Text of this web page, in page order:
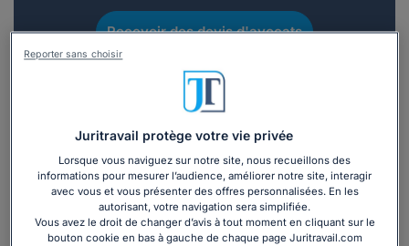
Recevoir des devis d'avocats
3 devis en 48h
Vous souhaitez une consultation par
téléphone ?
Juritravail protège votre vie privée
Lorsque vous naviguez sur notre site, nous recueillons des
informations pour mesurer l’audience, améliorer notre site, interagir
avec vous et vous présenter des offres personnalisées. En les
autorisant, votre navigation sera simplifiée.
Vous avez le droit de changer d’avis à tout moment en cliquant sur le
bouton cookie en bas à gauche de chaque page Juritravail.com
Reporter sans choisir